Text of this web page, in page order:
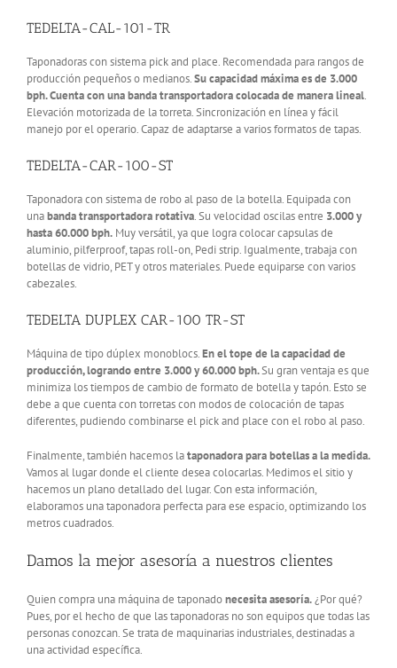
TEDELTA-CAL-101-TR
Taponadoras con sistema pick and place. Recomendada para rangos de
producción pequeños o medianos.Su capacidad máxima es de 3.000
bph. Cuenta con una banda transportadora colocada de manera lineal.
Elevación motorizada de la torreta. Sincronización en línea y fácil
manejo por el operario. Capaz de adaptarse a varios formatos de tapas.
TEDELTA-CAR-100-ST
Taponadora con sistema de robo al paso de la botella. Equipada con
unabanda transportadora rotativa. Su velocidad oscilas entre 3.000 y
hasta 60.000 bph. Muy versátil, ya que logra colocar capsulas de
aluminio, pilferproof, tapas roll-on, Pedi strip. Igualmente, trabaja con
botellas de vidrio, PET y otros materiales. Puede equiparse con varios
cabezales.
TEDELTA DUPLEX CAR-100 TR-ST
Máquina de tipo dúplex monoblocs.En el tope de la capacidad de
producción, logrando entre 3.000 y 60.000 bph.Su gran ventaja es que
minimiza los tiempos de cambio de formato de botella y tapón. Esto se
debe a que cuenta con torretas con modos de colocación de tapas
diferentes, pudiendo combinarse el pick and place con el robo al paso.
Finalmente, también hacemos lataponadora para botellas a la medida.
Vamos al lugar donde el cliente desea colocarlas. Medimos el sitio y
hacemos un plano detallado del lugar. Con esta información,
elaboramos una taponadora perfecta para ese espacio, optimizando los
metros cuadrados.
Damos la mejor asesoría a nuestros clientes
Quien compra una máquina de taponadonecesita asesoría.¿Por qué?
Pues, por el hecho de que las taponadoras no son equipos que todas las
personas conozcan. Se trata de maquinarias industriales, destinadas a
una actividad específica.